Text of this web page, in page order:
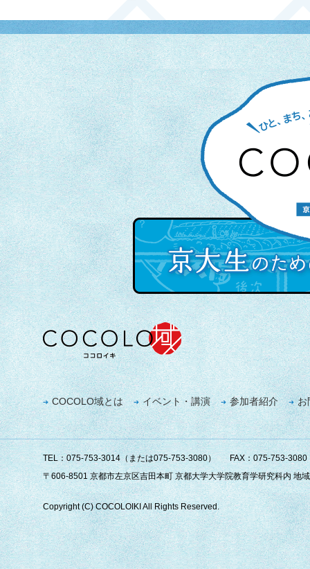
COCOLO域とは イベント・講演 参加者紹介 お
TEL：075-753-3014（または075-753-3080）
FAX：075-753-3080
〒606-8501 京都市左京区吉田本町 京都大学大学院教育学研究科内 地
Copyright (C) COCOLOIKI All Rights Reserved.